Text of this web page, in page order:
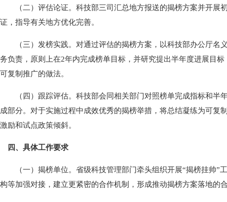
（二）评估论证。科技部三司汇总地方报送的揭榜方案并开展
证，指导有关地方优化完善。
（三）发榜实践。对通过评估的揭榜方案，以科技部办公厅名
务负责，原则上在2年内完成榜单目标，并研究提出半年度进展目
可复制推广的做法。
（四）跟踪评估。科技部会同相关部门对照榜单完成指标和半年
成部分。对于实施过程中成效优秀的揭榜举措，将总结凝练为可
激励和试点政策倾斜。
四、具体工作要求
（一）揭榜单位。省级科技管理部门牵头组织开展“揭榜挂帅”
构等加强对接，建立更紧密的合作机制，形成推动揭榜方案落地的